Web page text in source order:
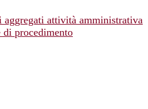
aggregati attività amministrativa
procedimento